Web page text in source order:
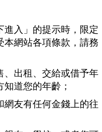
入」的提示時，限定
本網站各項條款，請務
、出租、交給或借予年
道您的年齡；
網友有任何金錢上的往